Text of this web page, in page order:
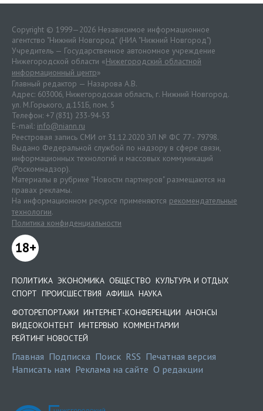
Copyright © 1999—2026 Независимое информационное
агентство "Нижний Новгород" (НИА "Нижний Новгород")
Учредитель — Государственное автономное учреждение
Нижегородской области «Нижегородский областной
информационный центр»
Главный редактор — Назарова А.В.
Адрес: 603006, Нижегородская область, г. Нижний Новгород.
ул. М.Горького, д.151Б, пом. 5
Телефон: +7 (831) 233-94-53
E-mail: info@niann.ru
Реестровая запись СМИ от 31.12.2020 ЭЛ № ФС 77 - 79798.
Выдано Федеральной службой по надзору в сфере связи,
информационных технологий и массовых коммуникаций
(Роскомнадзор).
Материалы в рубрике "Новости партнеров" размещаются на
правах рекламы.
На информационном ресурсе применяются рекомендательные
технологии.
Политика конфиденциальности
18+
ПОЛИТИКА ЭКОНОМИКА ОБЩЕСТВО КУЛЬТУРА И ОТДЫХ
СПОРТ ПРОИСШЕСТВИЯ АФИША НАУКА
ФОТОРЕПОРТАЖИ ИНТЕРНЕТ-КОНФЕРЕНЦИИ АНОНСЫ
ВИДЕОКОНТЕНТ ИНТЕРВЬЮ КОММЕНТАРИИ
РЕЙТИНГ НОВОСТЕЙ
Главная Подписка Поиск RSS Печатная версия
Написать нам Реклама на сайте О редакции